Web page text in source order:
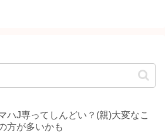
ハJ専ってしんどい？(親)大変なこ
方が多いかも